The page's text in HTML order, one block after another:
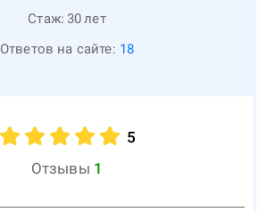
Стаж: 30лет
Ответов на сайте: 18
5
Отзывы 1